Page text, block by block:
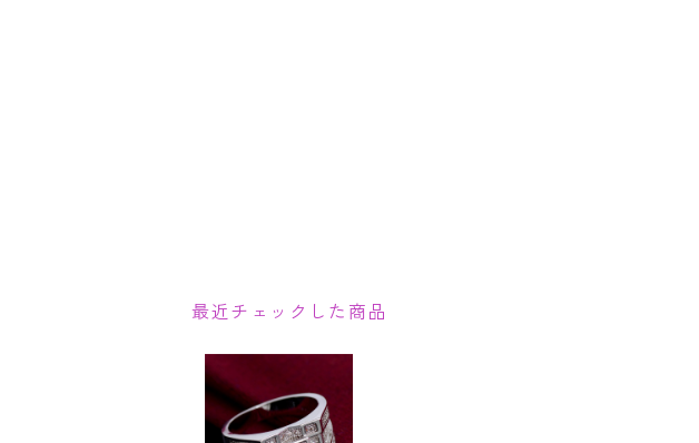
最近チェックした商品